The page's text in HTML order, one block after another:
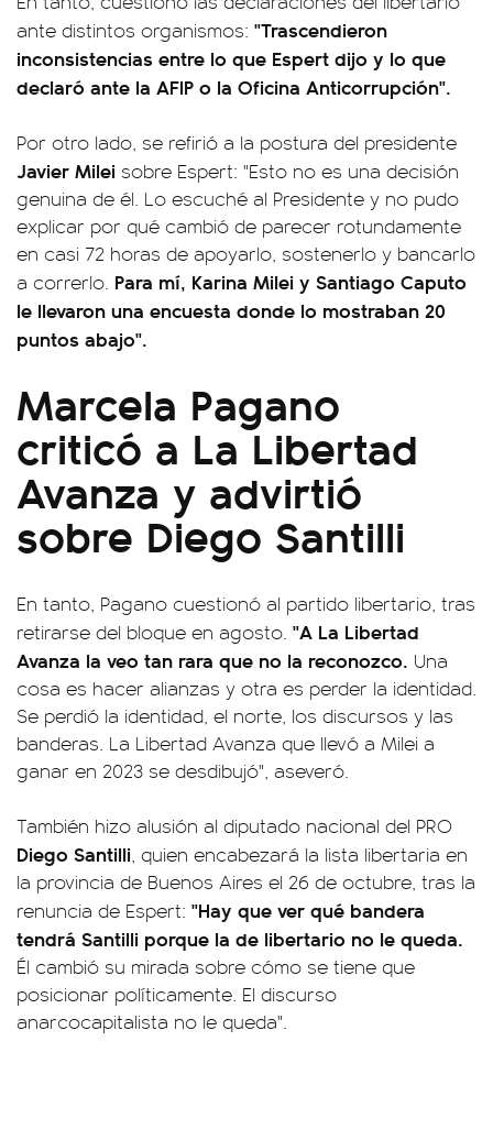
ante distintos organismos: "Trascendieron
inconsistencias entre lo que Espert dijo y lo que
declaró ante la AFIP o la Oficina Anticorrupción".
Por otro lado, se refirió a la postura del presidente
Javier Milei sobre Espert: "Esto no es una decisión
genuina de él. Lo escuché al Presidente y no pudo
explicar por qué cambió de parecer rotundamente
en casi 72 horas de apoyarlo, sostenerlo y bancarlo
a correrlo. Para mí, Karina Milei y Santiago Caputo
le llevaron una encuesta donde lo mostraban 20
puntos abajo".
Marcela Pagano
criticó a La Libertad
Avanza y advirtió
sobre Diego Santilli
En tanto, Pagano cuestionó al partido libertario, tras
retirarse del bloque en agosto. "A La Libertad
Avanza la veo tan rara que no la reconozco. Una
cosa es hacer alianzas y otra es perder la identidad.
Se perdió la identidad, el norte, los discursos y las
banderas. La Libertad Avanza que llevó a Milei a
ganar en 2023 se desdibujó", aseveró.
También hizo alusión al diputado nacional del PRO
Diego Santilli, quien encabezará la lista libertaria en
la provincia de Buenos Aires el 26 de octubre, tras la
renuncia de Espert: "Hay que ver qué bandera
tendrá Santilli porque la de libertario no le queda.
Él cambió su mirada sobre cómo se tiene que
posicionar políticamente. El discurso
anarcocapitalista no le queda".